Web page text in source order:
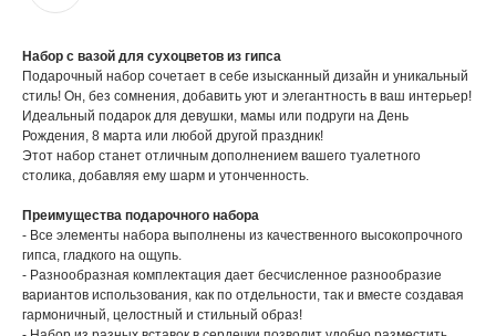
Набор с вазой для сухоцветов из гипса
Подарочный набор сочетает в себе изысканный дизайн и уникальный
стиль! Он, без сомнения, добавить уют и элегантность в ваш интерьер!
Идеальный подарок для девушки, мамы или подруги на День
Рождения, 8 марта или любой другой праздник!
Этот набор станет отличным дополнением вашего туалетного
столика, добавляя ему шарм и утонченность.
Преимущества подарочного набора
- Все элементы набора выполнены из качественного высокопрочного
гипса, гладкого на ощупь.
- Разнообразная комплектация дает бесчисленное разнообразие
вариантов использования, как по отдельности, так и вместе создавая
гармоничный, целостный и стильный образ!